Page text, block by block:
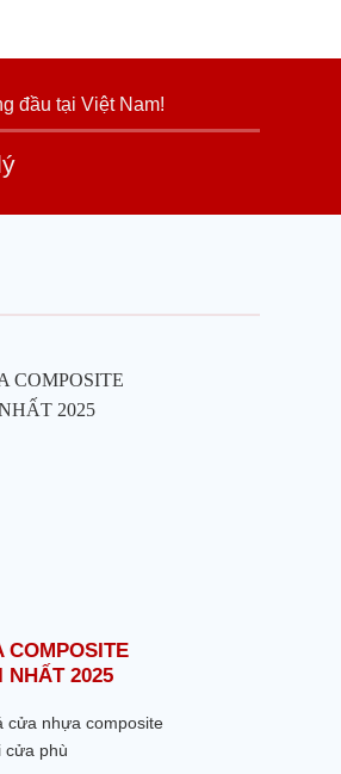
đầu tại Việt Nam!
NHẤT 2025
cửa nhựa composite
cửa phù